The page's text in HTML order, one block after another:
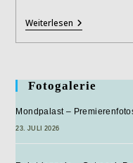
WeiterlesenSUSAN
SONTAG
–
Gesehen
Werden
Fotogalerie
Mondpalast –
23. JULI 2026